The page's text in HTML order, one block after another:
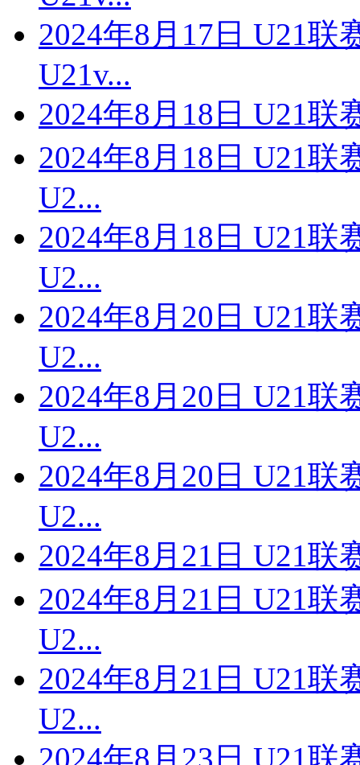
2024年8月17日 U21联
U21v...
2024年8月18日 U21联
2024年8月18日 U21联
U2...
2024年8月18日 U21联
U2...
2024年8月20日 U21联
U2...
2024年8月20日 U21联
U2...
2024年8月20日 U21联
U2...
2024年8月21日 U21联
2024年8月21日 U21联
U2...
2024年8月21日 U21联
U2...
2024年8月23日 U21联